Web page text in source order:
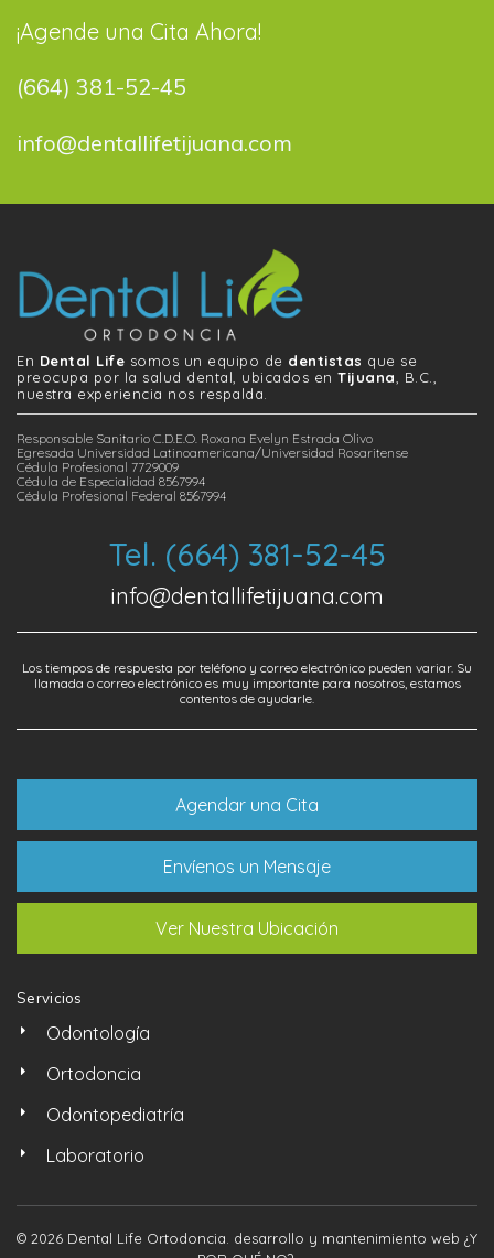
¡Agende una Cita Ahora!
(664) 381-52-45
info@dentallifetijuana.com
En Dental Life somos un equipo de dentistas que se
preocupa por la salud dental, ubicados en Tijuana , B.C.,
nuestra experiencia nos respalda.
Responsable Sanitario C.D.E.O. Roxana Evelyn Estrada Olivo
Egresada Universidad Latinoamericana/Universidad Rosaritense
Cédula Profesional 7729009
Cédula de Especialidad 8567994
Cédula Profesional Federal 8567994
Tel. (664) 381-52-45
info@dentallifetijuana.com
Los tiempos de respuesta por teléfono y correo electrónico pueden variar. Su
llamada o correo electrónico es muy importante para nosotros, estamos
contentos de ayudarle.
Agendar una Cita
Envíenos un Mensaje
Ver Nuestra Ubicación
Servicios
Odontología
Ortodoncia
Odontopediatría
Laboratorio
© 2026 Dental Life Ortodoncia. desarrollo y mantenimiento web ¿Y